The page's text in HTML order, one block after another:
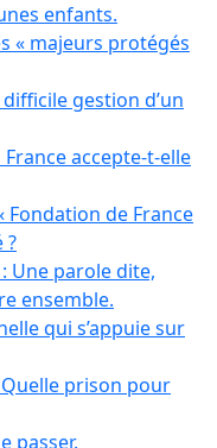
enfants.
« majeurs protégés
gestion d’un
accepte-t-elle
Fondation de France
?
Une parole dite,
ensemble.
qui s’appuie sur
prison pour
passer.